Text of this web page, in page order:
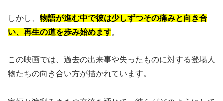
しかし、 物語が進む中で彼は少しずつその痛みと向き合
い、再生の道を歩み始めます。
この映画では、過去の出来事や失ったものに対する登場人
物たちの向き合い方が描かれています。